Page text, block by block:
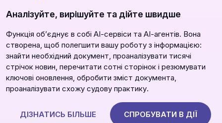
Аналізуйте, вирішуйте та дійте швидше
Функція обʼєднує в собі АІ-сервіси та АІ-агентів. Вона
створена, щоб полегшити вашу роботу з інформацією:
знайти необхідний документ, проаналізувати тисячі
стрічок новин, перечитати сотні сторінок і резюмувати
ключові оновлення, обробити зміст документа,
проаналізувати схожу судову практику.
ДІЗНАТИСЬ БІЛЬШЕ СПРОБУВАТИ В ДІЇ